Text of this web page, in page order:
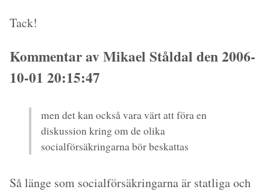
Tack!
Kommentar av Mikael Ståldal den 2006-
10-01 20:15:47
men det kan också vara värt att föra en
diskussion kring om de olika
socialförsäkringarna bör beskattas
Så länge som socialförsäkringarna är statliga och